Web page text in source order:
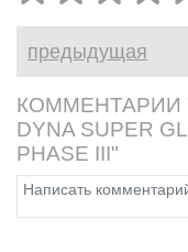
предыдущая
КОММЕНТАРИИ
DYNA SUPER
PHASE III"